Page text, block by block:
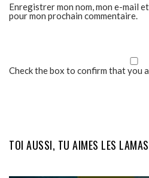
Enregistrer mon nom, mon e-mail
pour mon prochain commentaire.
Check the box to confirm that you
TOI AUSSI, TU AIMES LES